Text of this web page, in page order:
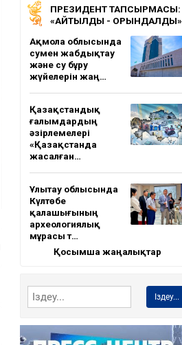
ПРЕЗИДЕНТ ТАПСЫРМАСЫ:
«АЙТЫЛДЫ - ОРЫНДАЛДЫ»
Ақмола облысында
сумен жабдықтау
және су бұру
жүйелерін жаң…
Қазақстандық
ғалымдардың
әзірлемелері
«Қазақстанда
жасалған…
Ұлытау облысында
Күлтөбе
қалашығының
археологиялық
мұрасы т…
Қосымша жаңалықтар
Іздеу...